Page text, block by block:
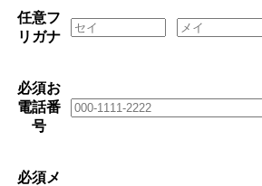
任意フ
リガナ
必須お
電話番
号
必須メ